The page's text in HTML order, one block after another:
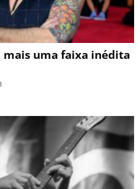
uma faixa inédita